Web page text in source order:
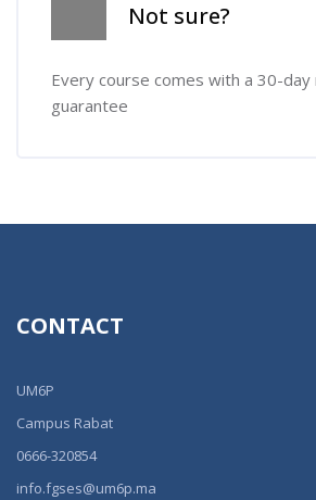
Not sure?
Every course comes with a 30-day
guarantee
CONTACT
UM6P
Campus Rabat
0666-320854
info.fgses@um6p.ma